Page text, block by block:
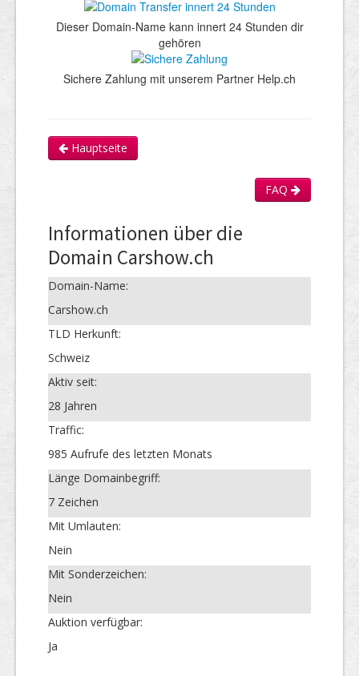
Dieser Domain-Name kann innert 24 Stunden dir
gehören
Sichere Zahlung mit unserem Partner Help.ch
Hauptseite
FAQ
Informationen über die
Domain Carshow.ch
Domain-Name:
Carshow.ch
TLD Herkunft:
Schweiz
Aktiv seit:
28 Jahren
Traffic:
985 Aufrufe des letzten Monats
Länge Domainbegriff:
7 Zeichen
Mit Umlauten:
Nein
Mit Sonderzeichen:
Nein
Auktion verfügbar:
Ja